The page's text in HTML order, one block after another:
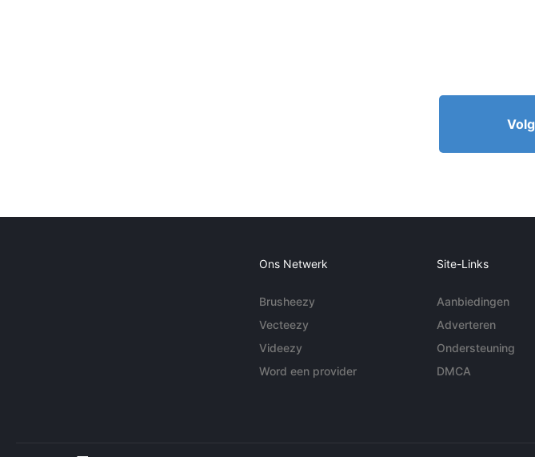
Ons Netwerk
Brusheezy
Vecteezy
Videezy
Word een provider
Site-Links
Aanbiedingen
Adverteren
Ondersteuning
DMCA